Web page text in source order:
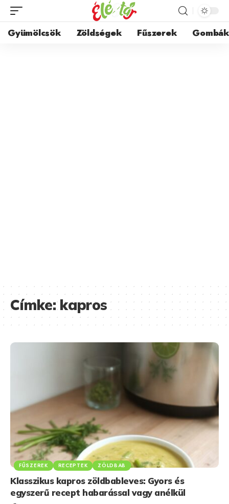
Gyümölcsök Zöldségek Fűszerek Gombák
Címke:kapros
FŰSZEREK RECEPTEK ZÖLDBAB
Klasszikus kapros zöldbableves: Gyors és
egyszerű recept habarással vagy anélkül